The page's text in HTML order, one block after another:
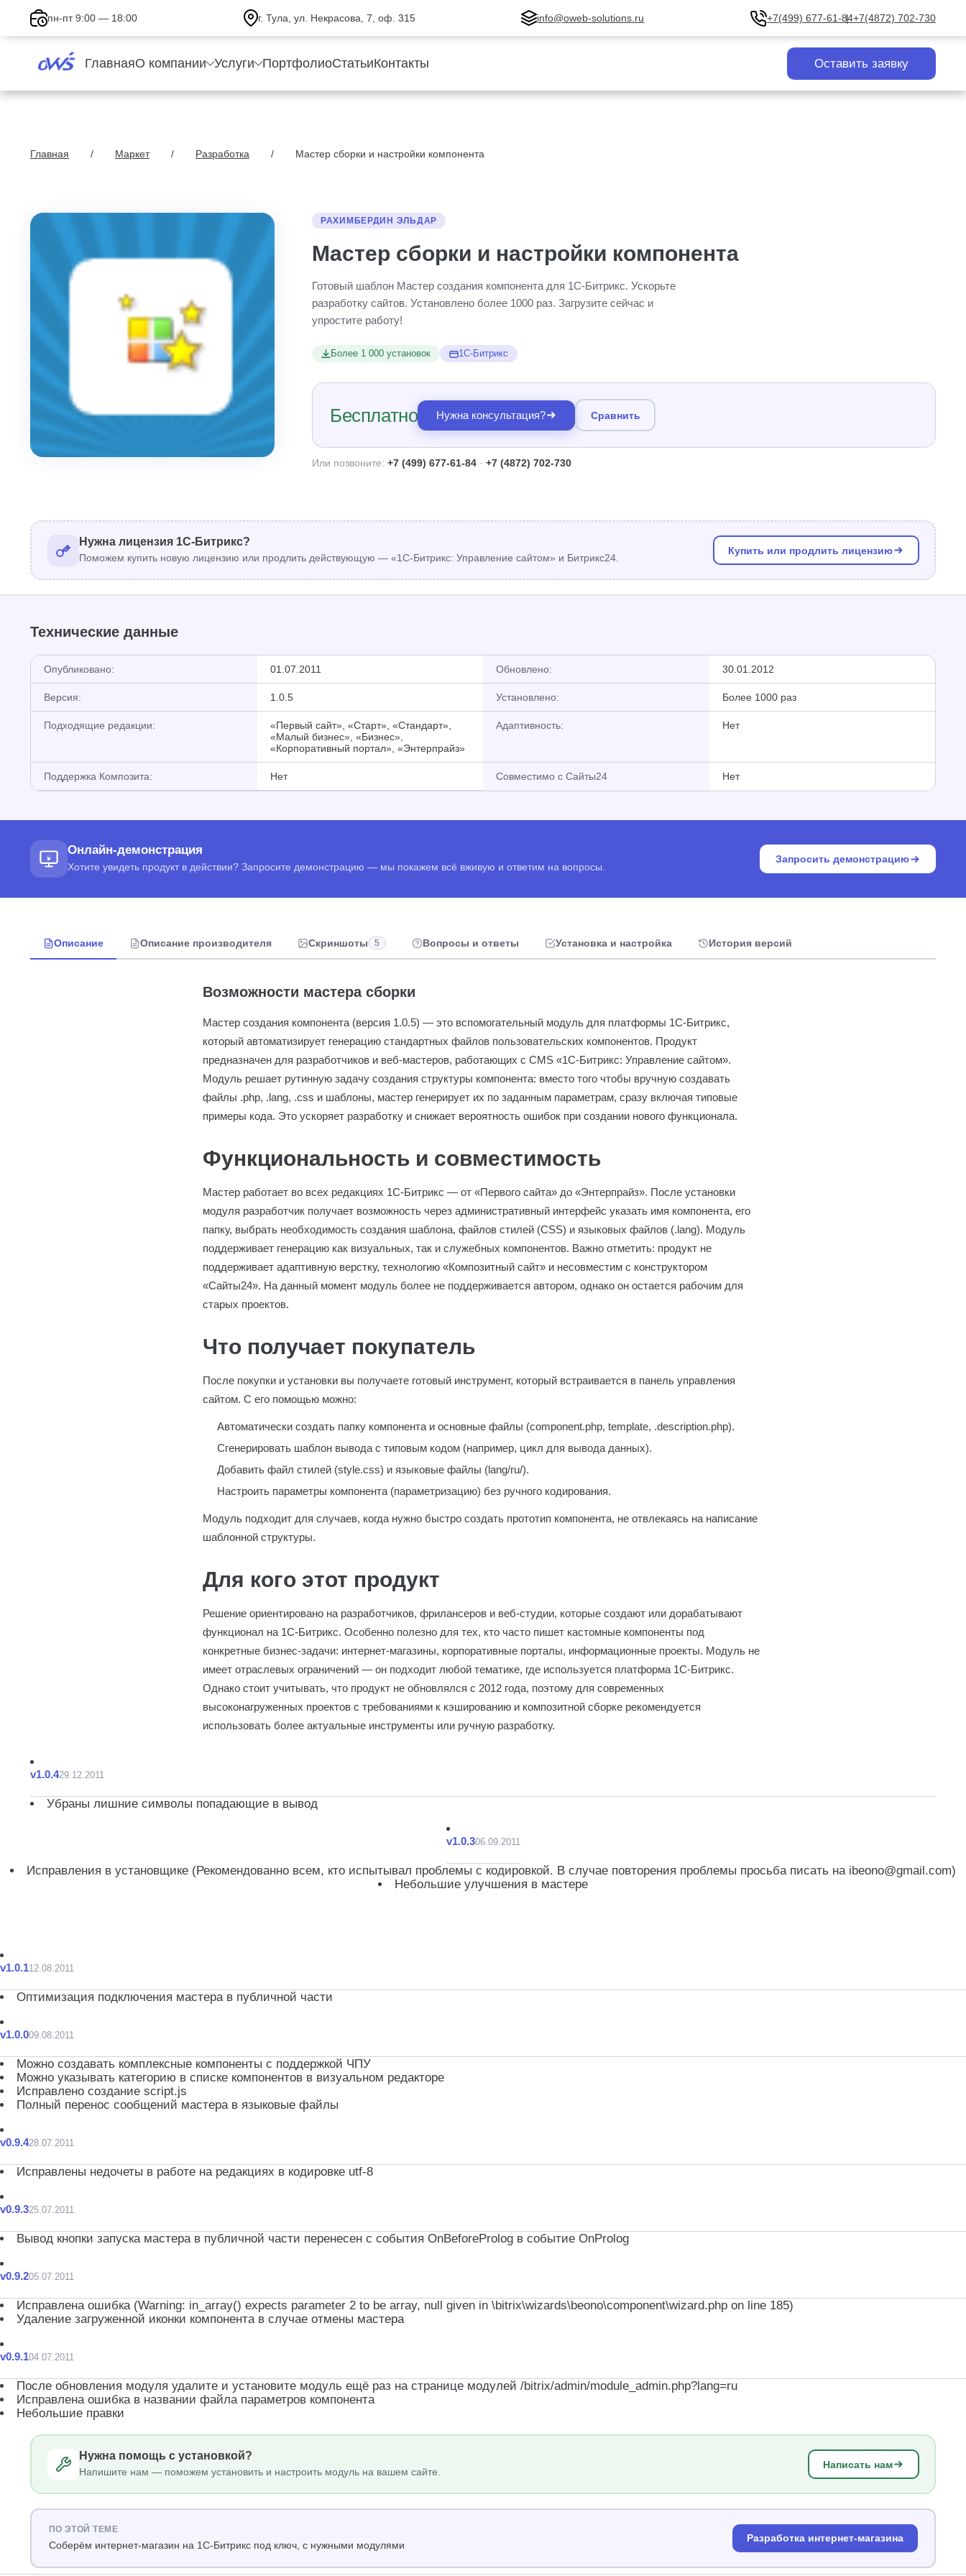
пн-пт 9:00 — 18:00 г. Тула, ул. Некрасова, 7, оф. 315 info@oweb-solutions.ru +7(499) 677-61-84+7(4872) 702-730
ГлавнаяО компании Услуги ПортфолиоСтатьиКонтакты Оставить заявку
Главная Маркет Разработка Мастер сборки и настройки компонента
РАХИМБЕРДИН ЭЛЬДАР
Мастер сборки и настройки компонента
Готовый шаблон Мастер создания компонента для 1С-Битрикс. Ускорьте
разработку сайтов. Установлено более 1000 раз. Загрузите сейчас и
упростите работу!
Более 1 000 установок 1С-Битрикс
Бесплатно Нужна консультация? Сравнить
Или позвоните: +7 (499) 677-61-84 · +7 (4872) 702-730
Нужна лицензия 1С-Битрикс?
Поможем купить новую лицензию или продлить действующую — «1С-Битрикс: Управление сайтом» и Битрикс24.
Купить или продлить лицензию
Технические данные
Опубликовано: 01.07.2011 Обновлено: 30.01.2012
Версия: 1.0.5 Установлено: Более 1000 раз
Подходящие редакции:
«Первый сайт», «Старт», «Стандарт»,
«Малый бизнес», «Бизнес»,
«Корпоративный портал», «Энтерпрайз»
Адаптивность: Нет
Поддержка Композита: Нет Совместимо с Сайты24 Нет
Онлайн-демонстрация
Хотите увидеть продукт в действии? Запросите демонстрацию — мы покажем всё вживую и ответим на вопросы.
Запросить демонстрацию
Описание Описание производителя Скриншоты 5 Вопросы и ответы Установка и настройка История версий
Возможности мастера сборки
Мастер создания компонента (версия 1.0.5) — это вспомогательный модуль для платформы 1С-Битрикс,
который автоматизирует генерацию стандартных файлов пользовательских компонентов. Продукт
предназначен для разработчиков и веб-мастеров, работающих с CMS «1С-Битрикс: Управление сайтом».
Модуль решает рутинную задачу создания структуры компонента: вместо того чтобы вручную создавать
файлы .php, .lang, .css и шаблоны, мастер генерирует их по заданным параметрам, сразу включая типовые
примеры кода. Это ускоряет разработку и снижает вероятность ошибок при создании нового функционала.
Функциональность и совместимость
Мастер работает во всех редакциях 1С-Битрикс — от «Первого сайта» до «Энтерпрайз». После установки
модуля разработчик получает возможность через административный интерфейс указать имя компонента, его
папку, выбрать необходимость создания шаблона, файлов стилей (CSS) и языковых файлов (.lang). Модуль
поддерживает генерацию как визуальных, так и служебных компонентов. Важно отметить: продукт не
поддерживает адаптивную верстку, технологию «Композитный сайт» и несовместим с конструктором
«Сайты24». На данный момент модуль более не поддерживается автором, однако он остается рабочим для
старых проектов.
Что получает покупатель
После покупки и установки вы получаете готовый инструмент, который встраивается в панель управления
сайтом. С его помощью можно:
Автоматически создать папку компонента и основные файлы (component.php, template, .description.php).
Сгенерировать шаблон вывода с типовым кодом (например, цикл для вывода данных).
Добавить файл стилей (style.css) и языковые файлы (lang/ru/).
Настроить параметры компонента (параметризацию) без ручного кодирования.
Модуль подходит для случаев, когда нужно быстро создать прототип компонента, не отвлекаясь на написание
шаблонной структуры.
Для кого этот продукт
Решение ориентировано на разработчиков, фрилансеров и веб-студии, которые создают или дорабатывают
функционал на 1С-Битрикс. Особенно полезно для тех, кто часто пишет кастомные компоненты под
конкретные бизнес-задачи: интернет-магазины, корпоративные порталы, информационные проекты. Модуль не
имеет отраслевых ограничений — он подходит любой тематике, где используется платформа 1С-Битрикс.
Однако стоит учитывать, что продукт не обновлялся с 2012 года, поэтому для современных
высоконагруженных проектов с требованиями к кэшированию и композитной сборке рекомендуется
использовать более актуальные инструменты или ручную разработку.
v1.0.429.12.2011
Убраны лишние символы попадающие в вывод
v1.0.306.09.2011
Исправления в установщике (Рекомендованно всем, кто испытывал проблемы с кодировкой. В случае повторения проблемы просьба писать на ibeono@gmail.com)
Небольшие улучшения в мастере
v1.0.112.08.2011
Оптимизация подключения мастера в публичной части
v1.0.009.08.2011
Можно создавать комплексные компоненты с поддержкой ЧПУ
Можно указывать категорию в списке компонентов в визуальном редакторе
Исправлено создание script.js
Полный перенос сообщений мастера в языковые файлы
v0.9.428.07.2011
Исправлены недочеты в работе на редакциях в кодировке utf-8
v0.9.325.07.2011
Вывод кнопки запуска мастера в публичной части перенесен с события OnBeforeProlog в событие OnProlog
v0.9.205.07.2011
Исправлена ошибка (Warning: in_array() expects parameter 2 to be array, null given in \bitrix\wizards\beono\component\wizard.php on line 185)
Удаление загруженной иконки компонента в случае отмены мастера
v0.9.104.07.2011
После обновления модуля удалите и установите модуль ещё раз на странице модулей /bitrix/admin/module_admin.php?lang=ru
Исправлена ошибка в названии файла параметров компонента
Небольшие правки
Нужна помощь с установкой?
Напишите нам — поможем установить и настроить модуль на вашем сайте.
Написать нам
ПО ЭТОЙ ТЕМЕ
Соберём интернет-магазин на 1С-Битрикс под ключ, с нужными модулями
Разработка интернет-магазина